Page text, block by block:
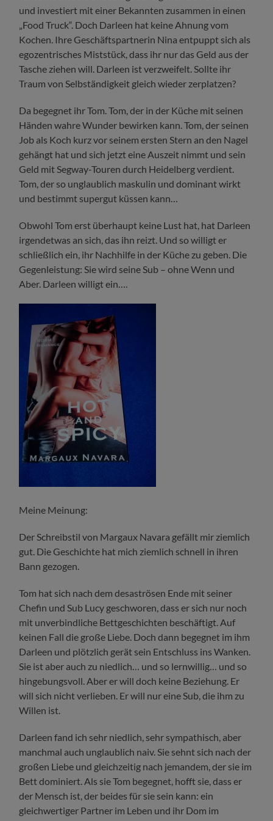
und investiert mit einer Bekannten zusammen in einen
„Food Truck“. Doch Darleen hat keine Ahnung vom
Kochen. Ihre Geschäftspartnerin Nina entpuppt sich als
egozentrisches Miststück, dass ihr nur das Geld aus der
Tasche ziehen will. Darleen ist verzweifelt. Sollte ihr
Traum von Selbständigkeit gleich wieder zerplatzen?
Da begegnet ihr Tom. Tom, der in der Küche mit seinen
Händen wahre Wunder bewirken kann. Tom, der seinen
Job als Koch kurz vor seinem ersten Stern an den Nagel
gehängt hat und sich jetzt eine Auszeit nimmt und sein
Geld mit Segway-Touren durch Heidelberg verdient.
Tom, der so unglaublich maskulin und dominant wirkt
und bestimmt supergut küssen kann…
Obwohl Tom erst überhaupt keine Lust hat, hat Darleen
irgendetwas an sich, das ihn reizt. Und so willigt er
schließlich ein, ihr Nachhilfe in der Küche zu geben. Die
Gegenleistung: Sie wird seine Sub – ohne Wenn und
Aber. Darleen willigt ein….
Meine Meinung:
Der Schreibstil von Margaux Navara gefällt mir ziemlich
gut. Die Geschichte hat mich ziemlich schnell in ihren
Bann gezogen.
Tom hat sich nach dem desaströsen Ende mit seiner
Chefin und Sub Lucy geschworen, dass er sich nur noch
mit unverbindliche Bettgeschichten beschäftigt. Auf
keinen Fall die große Liebe. Doch dann begegnet im ihm
Darleen und plötzlich gerät sein Entschluss ins Wanken.
Sie ist aber auch zu niedlich… und so lernwillig… und so
hingebungsvoll. Aber er will doch keine Beziehung. Er
will sich nicht verlieben. Er will nur eine Sub, die ihm zu
Willen ist.
Darleen fand ich sehr niedlich, sehr sympathisch, aber
manchmal auch unglaublich naiv. Sie sehnt sich nach der
großen Liebe und gleichzeitig nach jemandem, der sie im
Bett dominiert. Als sie Tom begegnet, hofft sie, dass er
der Mensch ist, der beides für sie sein kann: ein
gleichwertiger Partner im Leben und ihr Dom im